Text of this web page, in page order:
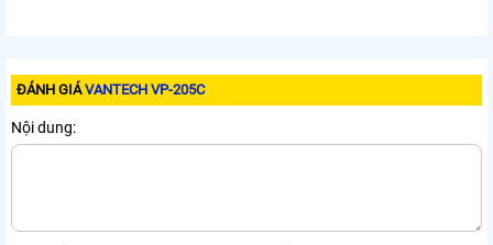
ĐÁNH GIÁVANTECH VP-205C
Nội dung: